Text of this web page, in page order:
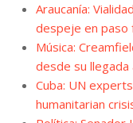
Araucanía:
despeje en paso
Música:
desde su
Cuba: UN
humanitarian